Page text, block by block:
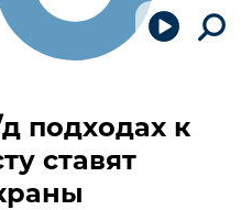
подходах к
ставят